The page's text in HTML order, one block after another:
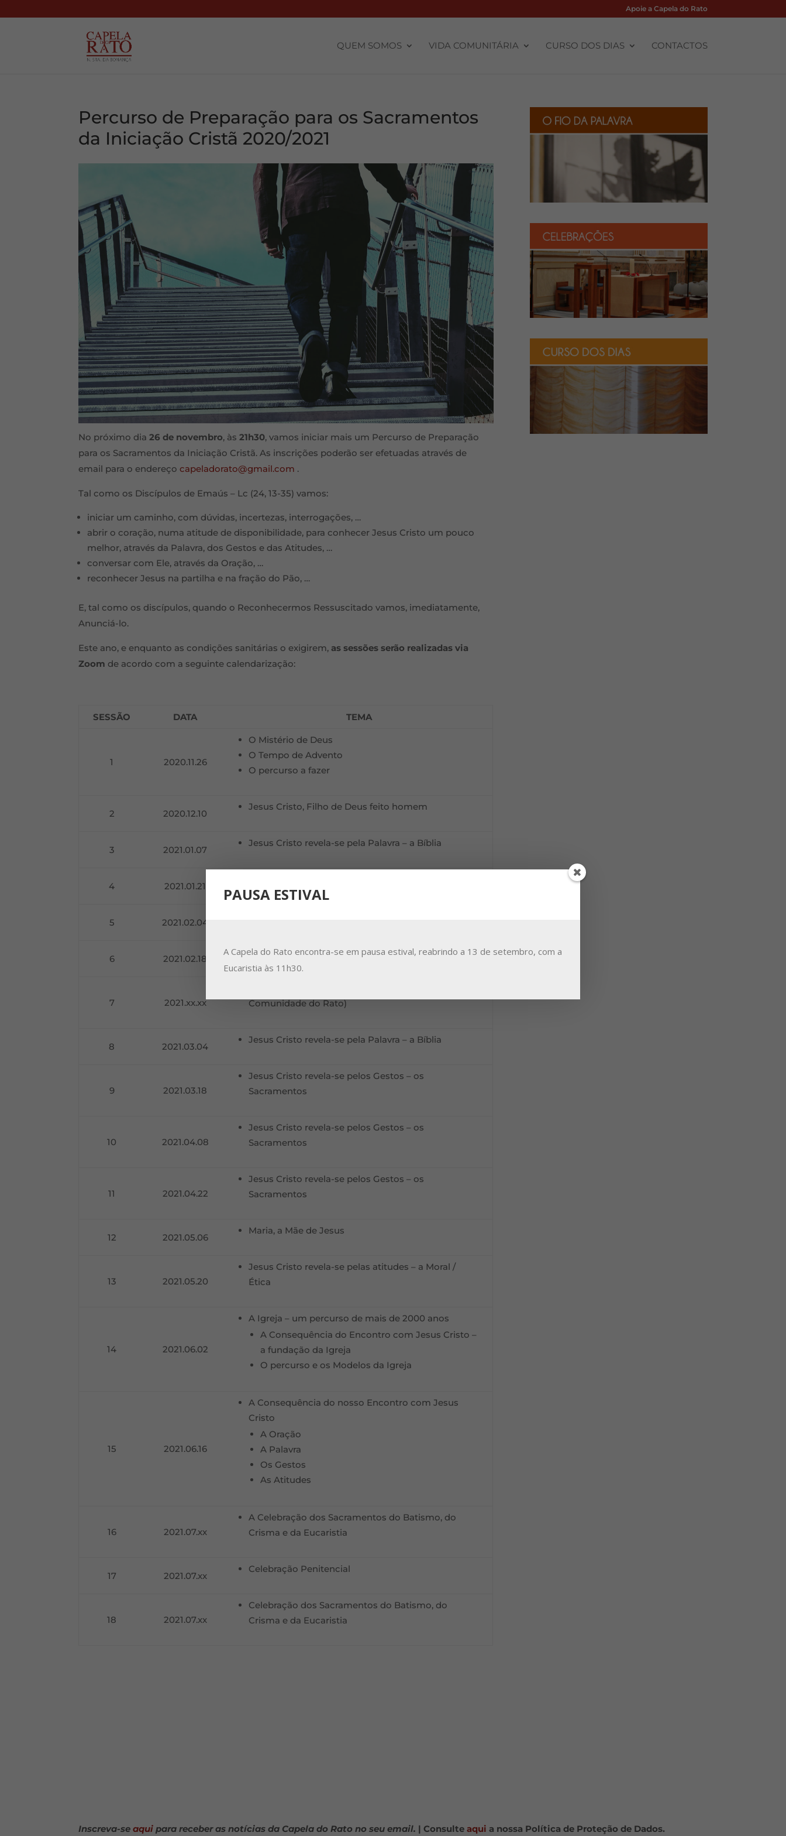
Apoie a Capela do Rato
QUEM SOMOS VIDA COMUNITÁRIA CURSO DOS DIAS CONTACTOS
Percurso de Preparação para os Sacramentos
da Iniciação Cristã 2020/2021
No próximo dia26 de novembro, às21h30, vamos iniciar mais um Percurso de Preparação
para os Sacramentos da Iniciação Cristã. As inscrições poderão ser efetuadas através de
email para o endereçocapeladorato@gmail.com .
Tal como os Discípulos de Emaús – Lc (24, 13-35) vamos:
iniciar um caminho, com dúvidas, incertezas, interrogações, …
abrir o coração, numa atitude de disponibilidade, para conhecer Jesus Cristo um pouco
melhor, através da Palavra, dos Gestos e das Atitudes, …
conversar com Ele, através da Oração, …
reconhecer Jesus na partilha e na fração do Pão, …
E, tal como os discípulos, quando o Reconhecermos Ressuscitado vamos, imediatamente,
Anunciá-lo.
Este ano, e enquanto as condições sanitárias o exigirem,as sessões serão realizadas via
Zoom de acordo com a seguinte calendarização:
SESSÃO DATA TEMA
1 2020.11.26
O Mistério de Deus
O Tempo de Advento
O percurso a fazer
2 2020.12.10
Jesus Cristo, Filho de Deus feito homem
3 2021.01.07
Jesus Cristo revela-se pela Palavra – a Bíblia
4 2021.01.21
5 2021.02.04
6 2021.02.18
O Tempo da Quaresma
7 2021.xx.xx
Comunidade do Rato)
8 2021.03.04
Jesus Cristo revela-se pela Palavra – a Bíblia
9 2021.03.18
Jesus Cristo revela-se pelos Gestos – os
Sacramentos
10 2021.04.08
Jesus Cristo revela-se pelos Gestos – os
Sacramentos
11 2021.04.22
Jesus Cristo revela-se pelos Gestos – os
Sacramentos
12 2021.05.06
Maria, a Mãe de Jesus
13 2021.05.20
Jesus Cristo revela-se pelas atitudes – a Moral /
Ética
14 2021.06.02
A Igreja – um percurso de mais de 2000 anos
A Consequência do Encontro com Jesus Cristo –
a fundação da Igreja
O percurso e os Modelos da Igreja
15 2021.06.16
A Consequência do nosso Encontro com Jesus
Cristo
A Oração
A Palavra
Os Gestos
As Atitudes
16 2021.07.xx
A Celebração dos Sacramentos do Batismo, do
Crisma e da Eucaristia
17 2021.07.xx
Celebração Penitencial
18 2021.07.xx
Celebração dos Sacramentos do Batismo, do
Crisma e da Eucaristia
Inscreva-seaqui para receber as notícias da Capela do Rato no seu email. | Consulteaqui a nossa Política de Proteção de Dados.
PAUSA ESTIVAL
A Capela do Rato encontra-se em pausa estival, reabrindo a 13 de setembro, com a
Eucaristia às 11h30.